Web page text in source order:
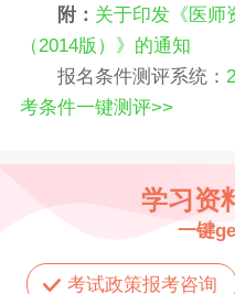
附： 关于印发《医师
（2014版）》的通知
报名条件测评系统：
考条件一键测评>>
学习资
一键
考试政策报考咨询